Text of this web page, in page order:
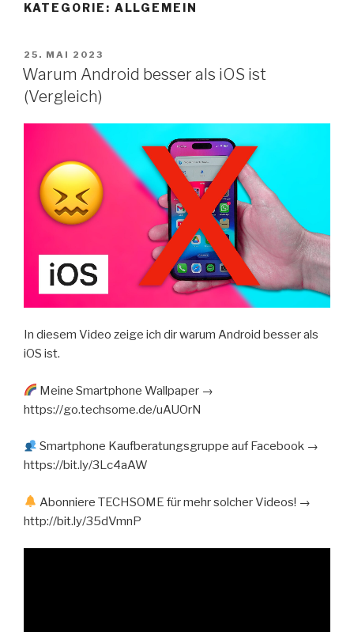
KATEGORIE: ALLGEMEIN
VERÖFFENTLICHT
AM
25. MAI 2023
Warum Android besser als iOS ist
(Vergleich)
In diesem Video zeige ich dir warum Android besser als
iOS ist.
Meine Smartphone Wallpaper →
https://go.techsome.de/uAUOrN
Smartphone Kaufberatungsgruppe auf Facebook →
https://bit.ly/3Lc4aAW
Abonniere TECHSOME für mehr solcher Videos! →
http://bit.ly/35dVmnP